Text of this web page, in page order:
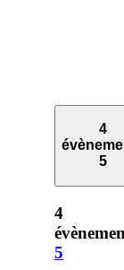
4
5
4
5